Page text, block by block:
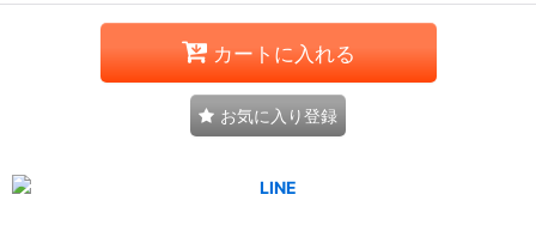
カートに入れる
お気に入り登録